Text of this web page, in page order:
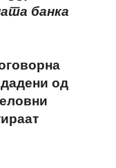
банка
од